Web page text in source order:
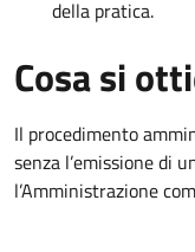
della pratica.
Cosa si
Il procedimento
senza l’emissione di
l’Amministrazione